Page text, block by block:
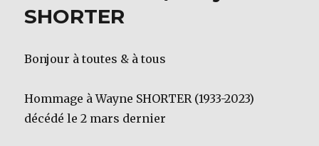
SHORTER
Bonjour à toutes & à tous
Hommage à Wayne SHORTER (1933-2023)
décédé le 2 mars dernier